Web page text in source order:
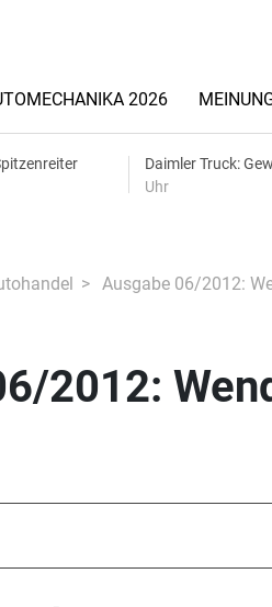
2026
Daimler Truck:
Uhr
Ausgabe 06/2012:
2012: